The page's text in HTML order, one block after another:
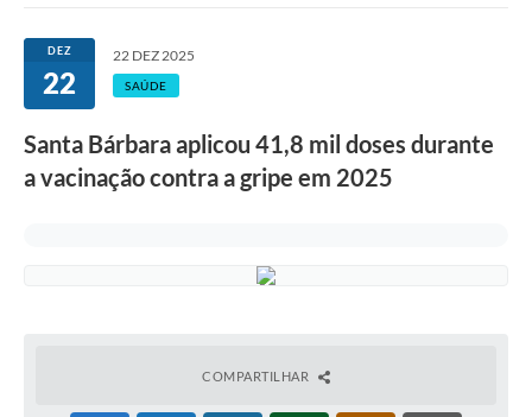
Transparência
Legislação
DEZ
22
22 DEZ 2025
SAÚDE
Santa Bárbara aplicou 41,8 mil doses durante
a vacinação contra a gripe em 2025
COMPARTILHAR